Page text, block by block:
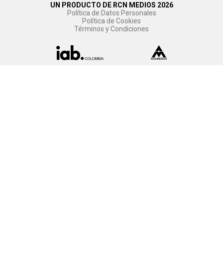
UN PRODUCTO DE RCN MEDIOS 2026
Política de Datos Personales
Política de Cookies
Términos y Condiciones